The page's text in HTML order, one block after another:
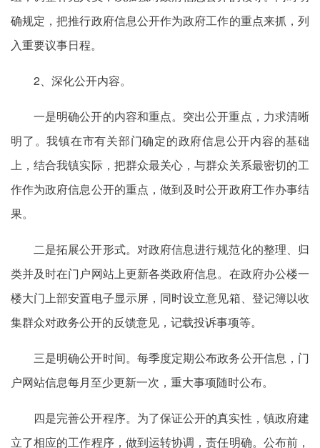
确规定，把推行政府信息公开作为政府工作的重点来抓，列
入重要议事日程。
2、深化公开内容。
一是明确公开的内容和重点。突出公开重点，力求清晰
明了。我镇在市有关部门确定的政府信息公开内容的基础
上，结合我镇实际，把群众最关心，与群众关系最密切的工
作作为政府信息公开的重点，做到及时公开政府工作办事结
果。
二是拓展公开形式。对政府信息进行规范化的整理、归
类并及时在门户网站上更新各类政府信息。在政府办公楼一
楼大门上部安置电子显示屏，同时设立意见箱、登记簿以收
集群众对政务公开的反馈意见，记载投诉事项等。
三是明确公开时间。每季度定期公布政务公开信息，门
户网站信息每月至少更新一次，重大事项随时公布。
四是完善公开程序。为了保证公开的真实性，镇政府建
立了相应的工作程序，做到运转协调，责任明确。公布前，